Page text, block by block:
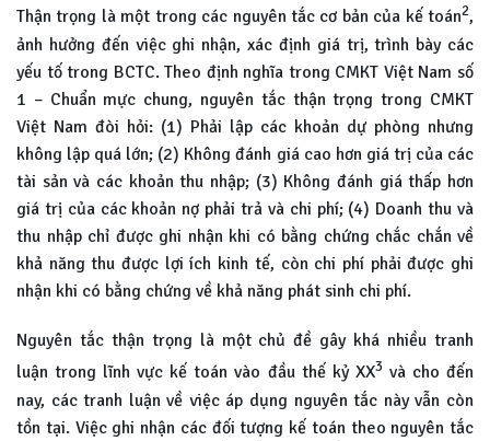
Thận trọng là một trong các nguyên tắc cơ bản của kế toán2,
ảnh hưởng đến việc ghi nhận, xác định giá trị, trình bày các
yếu tố trong BCTC. Theo định nghĩa trong CMKT Việt Nam số
1 – Chuẩn mực chung, nguyên tắc thận trọng trong CMKT
Việt Nam đòi hỏi: (1) Phải lập các khoản dự phòng nhưng
không lập quá lớn; (2) Không đánh giá cao hơn giá trị của các
tài sản và các khoản thu nhập; (3) Không đánh giá thấp hơn
giá trị của các khoản nợ phải trả và chi phí; (4) Doanh thu và
thu nhập chỉ được ghi nhận khi có bằng chứng chắc chắn về
khả năng thu được lợi ích kinh tế, còn chi phí phải được ghi
nhận khi có bằng chứng về khả năng phát sinh chi phí.
Nguyên tắc thận trọng là một chủ đề gây khá nhiều tranh
luận trong lĩnh vực kế toán vào đầu thế kỷ XX3 và cho đến
nay, các tranh luận về việc áp dụng nguyên tắc này vẫn còn
tồn tại. Việc ghi nhận các đối tượng kế toán theo nguyên tắc